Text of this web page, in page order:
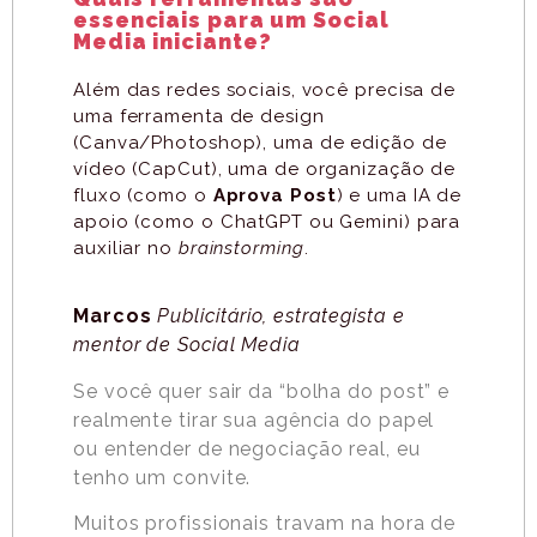
essenciais para um Social
Media iniciante?
Além das redes sociais, você precisa de
uma ferramenta de design
(Canva/Photoshop), uma de edição de
vídeo (CapCut), uma de organização de
fluxo (como o Aprova Post) e uma IA de
apoio (como o ChatGPT ou Gemini) para
auxiliar no brainstorming.
Marcos Publicitário, estrategista e
mentor de Social Media
Se você quer sair da “bolha do post” e
realmente tirar sua agência do papel
ou entender de negociação real, eu
tenho um convite.
Muitos profissionais travam na hora de